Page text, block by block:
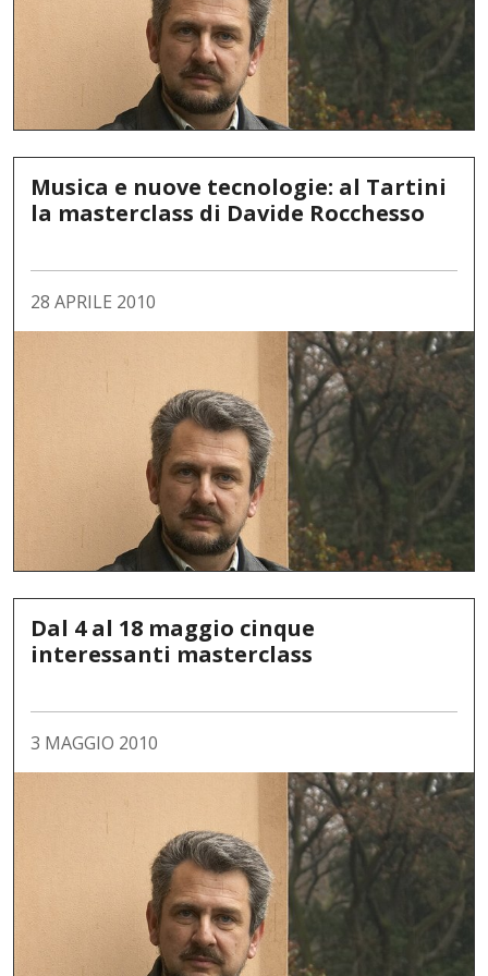
Musica e nuove tecnologie: al Tartini
la masterclass di Davide Rocchesso
28 APRILE 2010
Dal 4 al 18 maggio cinque
interessanti masterclass
3 MAGGIO 2010